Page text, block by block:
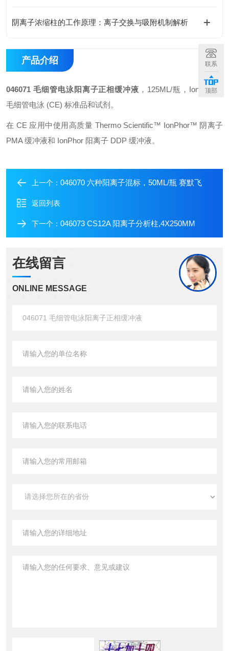
阴离子浓缩柱的工作原理：离子交换与吸附机制解析
产品介绍
046071 毛细管电泳阳离子正相缓冲液 ，125ML/瓶，IonPhor™
毛细管电泳 (CE) 标准品和试剂。
在 CE 应用中使用高质量 Thermo Scientific™ IonPhor™ 阴离子
PMA 缓冲液和 IonPhor 阳离子 DDP 缓冲液。
上一个： 046070 六种阳离子混标，50ML/瓶 赛默飞
返回列表
下一个： 046073 CS12A 阳离子分析柱,4X250MM
在线留言
ONLINE MESSAGE
联系
顶部